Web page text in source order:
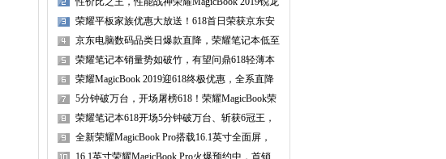
R7版首销优惠
荣耀平板家族优惠大放送！618首日荣获京东安
卓平板销量冠军
京东电脑数码品类日爆款直降，荣耀笔记本低至
3599元或将再度
荣耀笔记本销量势如破竹，有望问鼎618轻薄本
销量榜
荣耀MagicBook 2019迎618终极优惠，全系直降
400再掀抢购热潮
5分钟破万台，开场屠榜618！荣耀MagicBook荣
膺京东、天猫6冠
荣耀笔记本618开场5分钟破万台、斩获6冠王，
爆款实至名归！
全新荣耀MagicBook Pro搭载16.1英寸全面屏，
或成“狠角”进
16.1英寸荣耀MagicBook Pro火爆预约中，首销